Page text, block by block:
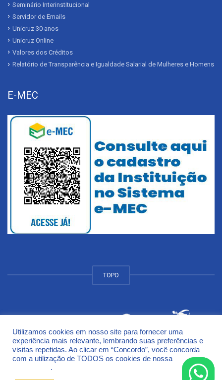
Seminário Interinstitucional
Servidor de Emails
Unicruz 30 anos
Unicruz Online
Valores dos Créditos
Relatório de Transparência e Igualdade Salarial de Mulheres e Homens
E-MEC
TOPO
© 2018 Universidade de Cruz Alta - UNICRUZ Campus
Rodovia Municipal Jacob Della Méa, km 5.6 - Parada Benito
Cruz Alta - Rio Grande do Sul - CEP 98005-972
Utilizamos cookies em nosso site para fornecer uma
experiência mais relevante, lembrando suas preferências e
visitas repetidas. Ao clicar em “Concordo”, você concorda
com a utilização de TODOS os cookies de nossa
Política de
.